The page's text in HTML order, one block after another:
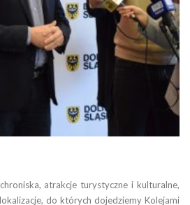
atrakcje turystyczne i kulturalne,
do których dojedziemy Kolejami